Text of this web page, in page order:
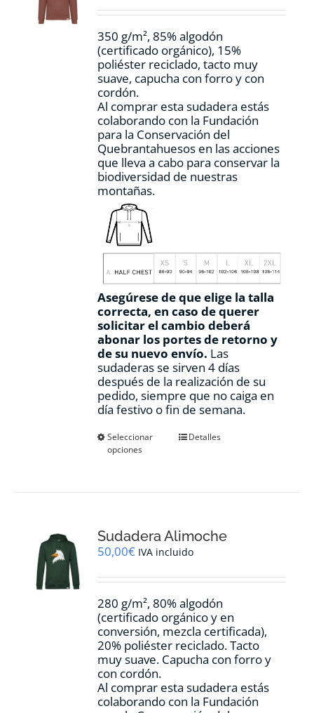
en
página
de
producto
350 g/m², 85% algodón
(certificado orgánico), 15%
poliéster reciclado, tacto muy
suave, capucha con forro y con
cordón.
Al comprar esta sudadera estás
colaborando con la Fundación
para la Conservación del
Quebrantahuesos en las acciones
que lleva a cabo para conservar la
biodiversidad de nuestras
montañas.
Asegúrese de que elige la talla
correcta, en caso de querer
solicitar el cambio deberá
abonar los portes de retorno y
de su nuevo envío. Las
sudaderas se sirven 4 días
después de la realización de su
pedido, siempre que no caiga en
día festivo o fin de semana.
Seleccionar
opciones
Este
se
pueden
en
página
de
producto
Detalles
Sudadera Alimoche
50,00€ IVA incluido
280 g/m², 80% algodón
(certificado orgánico y en
conversión, mezcla certificada),
20% poliéster reciclado. Tacto
muy suave. Capucha con forro y
con cordón.
Al comprar esta sudadera estás
colaborando con la Fundación